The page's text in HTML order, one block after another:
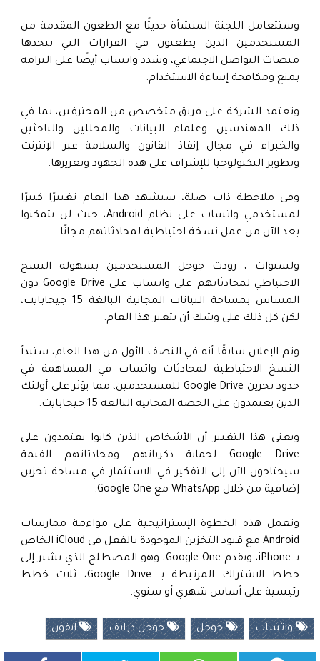
وستتعامل اللجنة المنشأة حديثًا مع الطعون المقدمة من
المستخدمين الذين يطعنون في القرارات التي تتخذها
منصات التواصل الاجتماعي، وشدد واتساب أيضًا على التزامه
بمنع ومكافحة إساءة الاستخدام.
وتعتمد الشركة على فريق متخصص من المحترفين، بما في
ذلك المهندسين وعلماء البيانات والمحللين والباحثين
والخبراء في مجال إنفاذ القانون والسلامة عبر الإنترنت
وتطوير التكنولوجيا للإشراف على هذه الجهود وتعزيزها.
وفي ملاحظة ذات صلة، سيشهد هذا العام تغييرًا كبيرًا
لمستخدمي واتساب على نظام Android، حيث لن يتمكنوا
بعد الآن من عمل نسخة احتياطية لمحادثاتهم مجانًا.
ولسنوات ، زودت جوجل المستخدمين بسهولة النسخ
الاحتياطي لمحادثاتهم على واتساب على Google Drive دون
المساس بمساحة البيانات المجانية البالغة 15 جيجابايت،
لكن كل ذلك على وشك أن يتغير هذا العام.
وتم الإعلان سابقًا أنه في النصف الأول من هذا العام، ستبدأ
النسخ الاحتياطية لمحادثات واتساب في المساهمة في
حدود تخزين Google Drive للمستخدمين، مما يؤثر على أولئك
الذين يعتمدون على الحصة المجانية البالغة 15 جيجابايت.
ويعني هذا التغيير أن الأشخاص الذين كانوا يعتمدون على
Google Drive لحماية ذكرياتهم ومحادثاتهم القيمة
سيحتاجون الآن إلى التفكير في الاستثمار في مساحة تخزين
إضافية من خلال WhatsApp مع Google One.
وتعمل هذه الخطوة الإستراتيجية على مواءمة ممارسات
Android مع قيود التخزين الموجودة بالفعل في iCloud الخاص
بـ iPhone، ويقدم Google One، وهو المصطلح الذي يشير إلى
خطط الاشتراك المرتبطة بـ Google Drive، ثلاث خطط
رئيسية على أساس شهري أو سنوي.
واتساب جوجل جوجل درايف ايفون